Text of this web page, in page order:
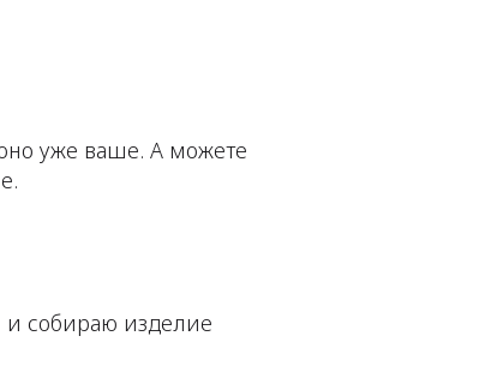
уже ваше. А можете
собираю изделие